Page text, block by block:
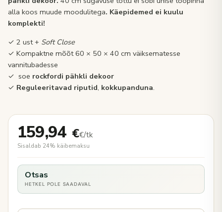
alla koos muude moodulitega. Käepidemed ei kuulu
komplekti!
✓ 2 ust + Soft Close
✓ Kompaktne mõõt 60 × 50 × 40 cm väiksematesse
vannitubadesse
✓ soe rockfordi pähkli dekoor
✓ Reguleeritavad riputid, kokkupanduna.
159,94 €€/tk
Sisaldab 24% käibemaksu
Otsas
HETKEL POLE SAADAVAL